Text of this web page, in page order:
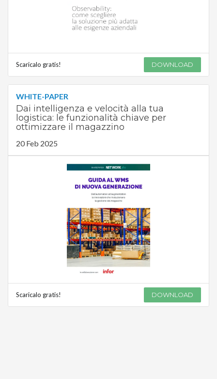
Scaricalo gratis! DOWNLOAD
WHITE-PAPER
Dai intelligenza e velocità alla tua
logistica: le funzionalità chiave per
ottimizzare il magazzino
20 Feb 2025
Scaricalo gratis! DOWNLOAD